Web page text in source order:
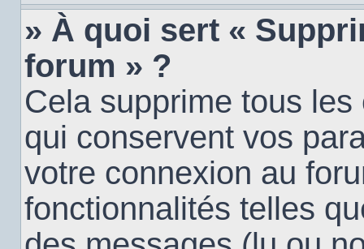
» À quoi sert «
forum » ?
Cela supprime tous
qui conservent vos
votre connexion au
fonctionnalités telles